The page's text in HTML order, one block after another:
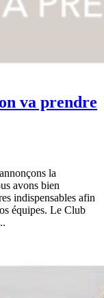
va prendre
la
avons bien
indispensables afin
équipes. Le Club